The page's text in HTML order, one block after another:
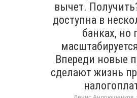
вычет.
доступна в
банках, но
Впереди новые
сделают жизнь